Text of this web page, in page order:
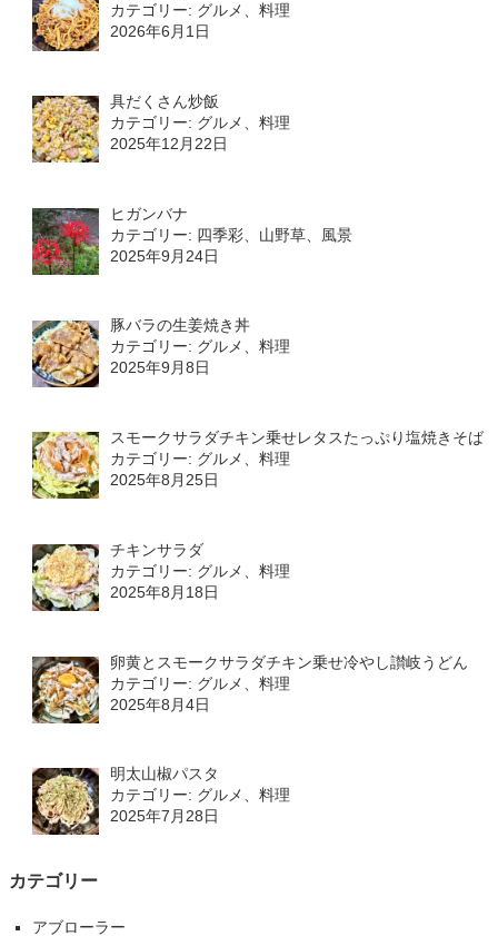
カテゴリー: グルメ、料理
2026年6月1日
具だくさん炒飯
カテゴリー: グルメ、料理
2025年12月22日
ヒガンバナ
カテゴリー: 四季彩、山野草、風景
2025年9月24日
豚バラの生姜焼き丼
カテゴリー: グルメ、料理
2025年9月8日
スモークサラダチキン乗せレタスたっぷり塩焼きそば
カテゴリー: グルメ、料理
2025年8月25日
チキンサラダ
カテゴリー: グルメ、料理
2025年8月18日
卵黄とスモークサラダチキン乗せ冷やし讃岐うどん
カテゴリー: グルメ、料理
2025年8月4日
明太山椒パスタ
カテゴリー: グルメ、料理
2025年7月28日
カテゴリー
アブローラー